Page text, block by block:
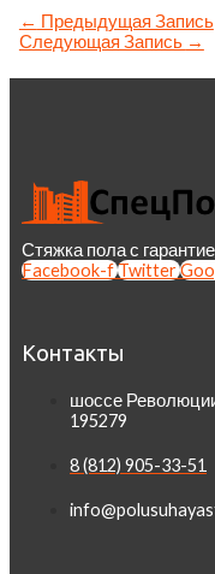
← Предыдущая Запись
Следующая Запись →
Стяжка пола с
Facebook-fTwitter
Контакты
шоссе
195279
8 (812) 905-33-51